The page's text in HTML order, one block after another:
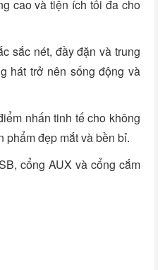
cao và tiện ích tối đa cho
sắc nét, đầy đặn và trung
hát trở nên sống động và
nhấn tinh tế cho không
phẩm đẹp mắt và bền bỉ.
cổng AUX và cổng cắm
tính, hoặc các nguồn
vẻ và sôi động.